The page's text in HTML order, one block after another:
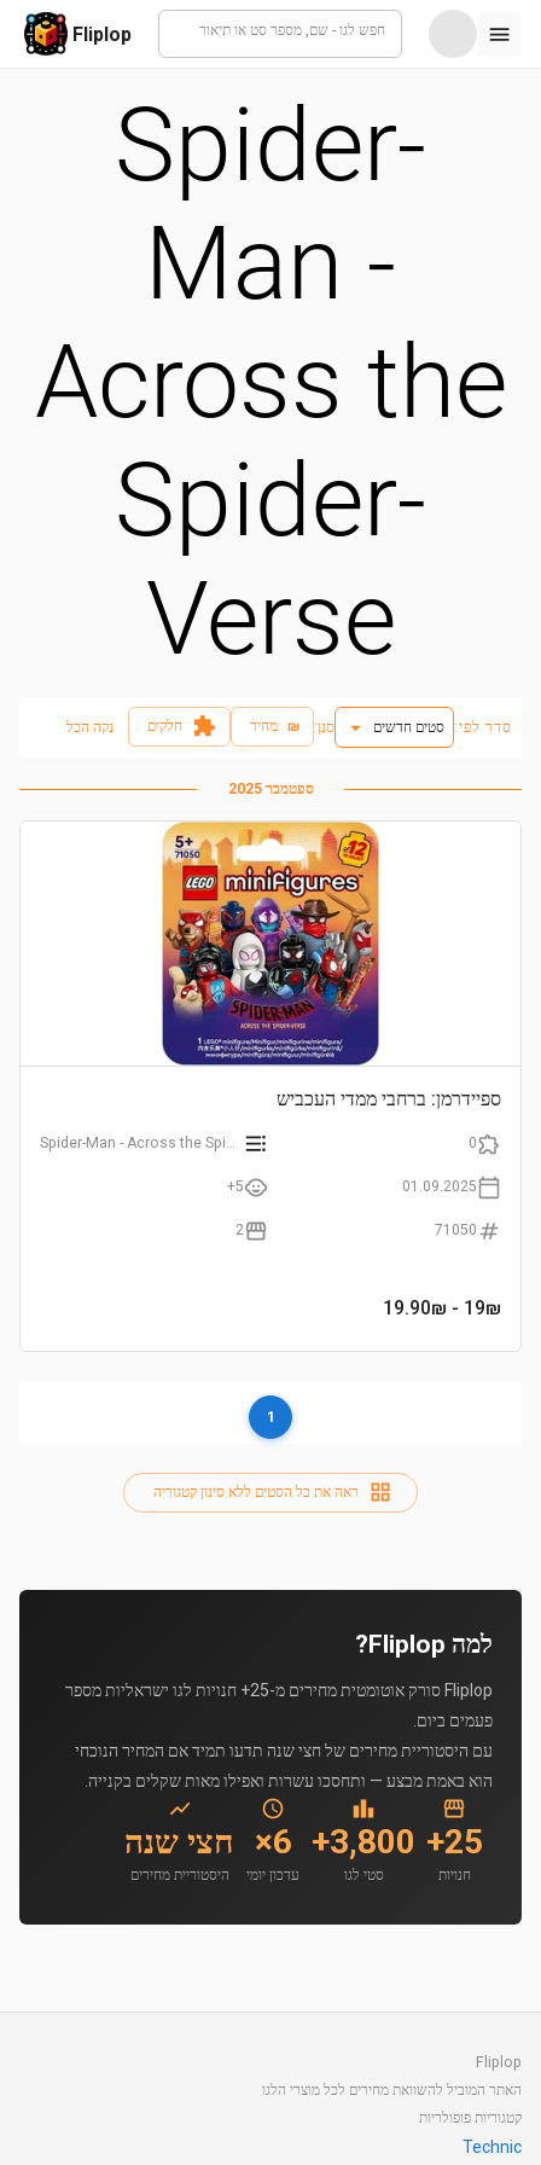
חפש לגו - שם, מספר סט או תיאור Fliplop
Spider-
Man -
Across the
Spider-
Verse
:סנן ₪ מחיר חלקים נקה הכל סדר לפי: סטים חדשים
ספטמבר 2025
ספיידרמן: ברחבי ממדי העכביש
0
Spider-Man - Across the Spider-Verse
01.09.2025
5+
71050
2
19₪
- 19.90₪
1
ראה את כל הסטים ללא סינון קטגוריה
למה Fliplop?
Fliplop סורק אוטומטית מחירים מ-25+ חנויות לגו ישראליות מספר
פעמים ביום.
עם היסטוריית מחירים של חצי שנה תדעו תמיד אם המחיר הנוכחי
הוא באמת מבצע — ותחסכו עשרות ואפילו מאות שקלים בקנייה.
25+
חנויות
3,800+
סטי לגו
6×
עדכון יומי
חצי שנה
היסטוריית מחירים
Fliplop
האתר המוביל להשוואת מחירים לכל מוצרי הלגו
קטגוריות פופולריות
Technic